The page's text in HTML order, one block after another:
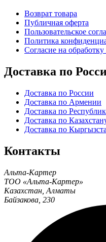
Возврат товара
Публичная оферта
Пользовательское
Политика
Согласие на
Доставка по
Доставка по России
Доставка по Армении
Доставка по
Доставка по
Доставка по
Контакты
Альта-Картер
ТОО «Альта-Картер»
Казахстан Алматы
Байзакова, 230